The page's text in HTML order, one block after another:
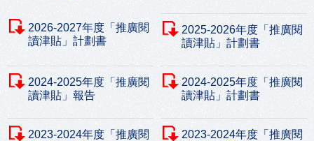
2026-2027年度「推廣閱
讀津貼」計劃書
2025-2026年度「推廣閱
讀津貼」計劃書
2024-2025年度「推廣閱
讀津貼」報告
2024-2025年度「推廣閱
讀津貼」計劃書
2023-2024年度「推廣閱
2023-2024年度「推廣閱